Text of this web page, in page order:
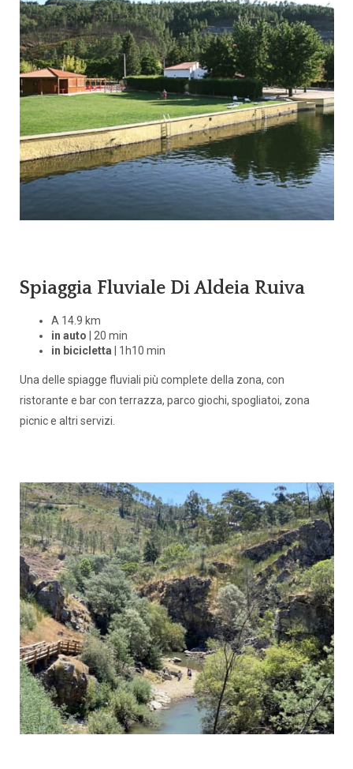
Spiaggia Fluviale Di Aldeia Ruiva
A 14.9 km
in auto | 20 min
in bicicletta | 1h10 min
Una delle spiagge fluviali più complete della zona, con
ristorante e bar con terrazza, parco giochi, spogliatoi, zona
picnic e altri servizi.